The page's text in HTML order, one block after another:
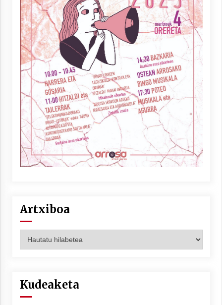
Zebrabidearen denboraldi amaiera
EHZtik
2021/07/01
Arrosaren laburpen bideoa Hamaika
Telebistaren eskutik
2021/06/30
Artxiboa
Kudeaketa